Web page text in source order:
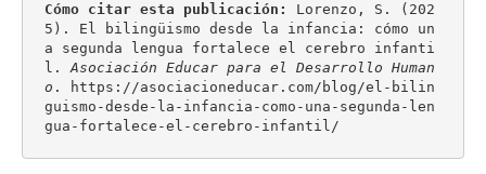
Cómo citar esta publicación:
Lorenzo, S. (202
5). El bilingüismo desde la infancia: cómo un
a segunda lengua fortalece el cerebro infanti
l. Asociación Educar para el Desarrollo Human
o . https://asociacioneducar.com/blog/el-bilin
guismo-desde-la-infancia-como-una-segunda-len
gua-fortalece-el-cerebro-infantil/